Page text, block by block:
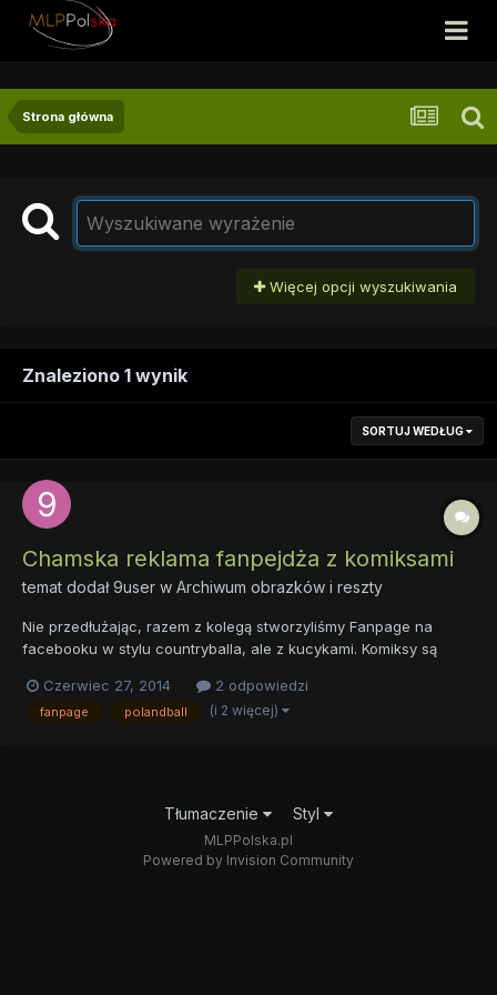
Strona główna
Więcej opcji wyszukiwania
Znaleziono 1 wynik
SORTUJ WEDŁUG
Chamska reklama fanpejdża z komiksami
temat dodał9user w Archiwum obrazków i reszty
Nie przedłużając, razem z kolegą stworzyliśmy Fanpage na
facebooku w stylu countryballa, ale z kucykami. Komiksy są
tableta graficznego lub w gimpie.
https://www.facebook.com/pages/Ponyball/799847893388799
Czerwiec 27, 2014 2 odpowiedzi
fanpage polandball (i 2 więcej)
Tłumaczenie Styl
MLPPolska.pl
Powered by Invision Community